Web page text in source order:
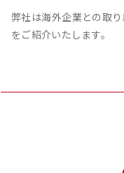
弊社は海外企業との取
をご紹介いたします。